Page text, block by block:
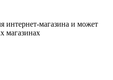
интернет-магазина и может
магазинах